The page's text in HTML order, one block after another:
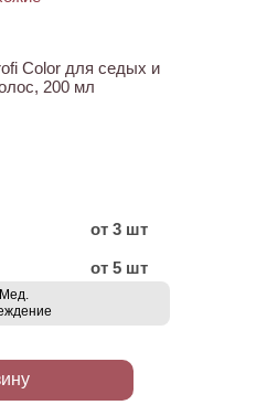
Color для седых и
200 мл
от 3 шт
от 5 шт
Мед.